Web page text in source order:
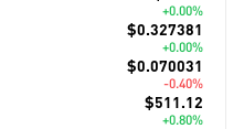
+0.00%
$0.327381
+0.00%
$0.070031
-0.40%
$511.12
+0.80%